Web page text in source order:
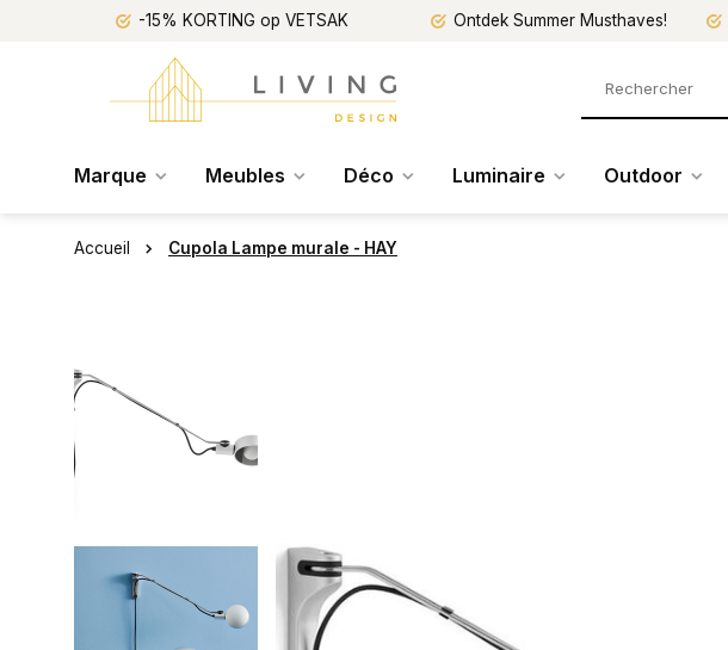
-15% KORTING op VETSAK Ontdek Summer Musthaves!
Marque Meubles Déco Luminaire Outdoor
Accueil Cupola Lampe murale - HAY